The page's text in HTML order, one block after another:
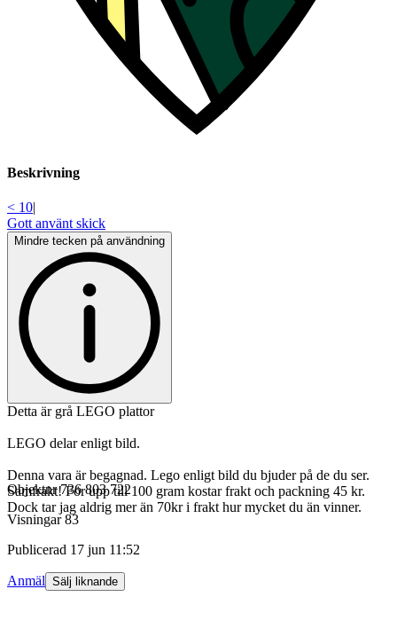
Beskrivning
< 10|
Gott använt skick
Mindre tecken på användning
Detta är grå LEGO plattor
LEGO delar enligt bild.
Denna vara är begagnad. Lego enligt bild du bjuder på de du ser.
Samfrakt! För upp till 100 gram kostar frakt och packning 45 kr.
Dock tar jag aldrig mer än 70kr i frakt hur mycket du än vinner.
Objektnr 736 803 722
Visningar 83
Publicerad 17 jun 11:52
Anmäl Sälj liknande